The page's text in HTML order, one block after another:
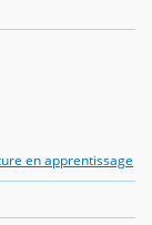
en apprentissage